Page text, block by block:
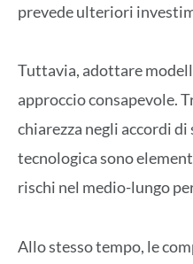
prevede ulteriori
Tuttavia, adottare
approccio consapevole.
chiarezza negli accordi
tecnologica sono
rischi nel medio-lungo
Allo stesso tempo, le